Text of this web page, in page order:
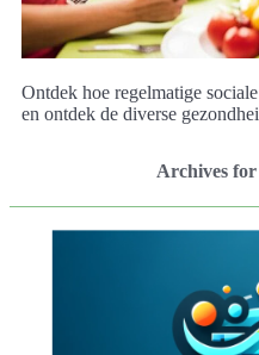
Ontdek hoe regelmatige
en ontdek de diverse
Archives for